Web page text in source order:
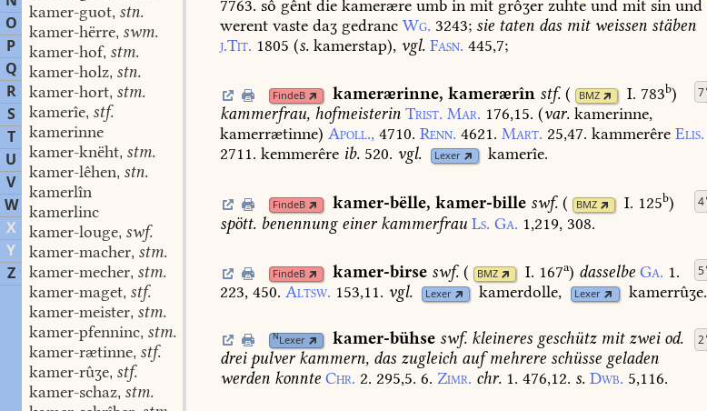
O
P
Q
R
S
T
U
V
W
X
Y
Z
kamer-guot, stn.
kamer-hërre, swm.
kamer-hof, stm.
kamer-holz, stn.
kamer-hort, stm.
kamerîe, stf.
kamerinne
kamer-knëht, stm.
kamer-lêhen, stn.
kamerlîn
kamerlinc
kamer-louge, swf.
kamer-macher, stm.
kamer-mecher, stm.
kamer-maget, stf.
kamer-meister, stm.
kamer-pfenninc, stm.
kamer-rætinne, stf.
kamer-rûʒe, stf.
kamer-schaz, stm.
7763. sô gênt die kamerære umb in mit grôʒer zuhte und mit sin und
werent vaste daʒ gedranc Wg. 3243; sie taten das mitweissen stäben
j.Tit. 1805 (s. kamerstap), vgl. Fasn. 445,7;
7
FindeB kamerærinne, kamerærîn stf. ( BMZ I. 783b)
kammerfrau, hofmeisterin Trist. Mar. 176,15. (var. kamerinne,
kamerrætinne) Apoll., 4710. Renn. 4621. Mart. 25,47. kammerêre Elis.
2711. kemmerêre ib. 520. vgl. Lexer kamerîe.
4
FindeB kamer-bëlle, kamer-bille swf. ( BMZ I. 125b)
spött. benennungeinerkammerfrau Ls. Ga. 1,219, 308.
5
FindeB kamer-birse swf. ( BMZ I. 167a) dasselbe Ga. 1.
223, 450. Altsw. 153,11. vgl. Lexer kamerdolle, Lexer kamerrûʒe.
2
NLexer kamer-bühse swf. kleineres geschützmitzweiod.
dreipulverkammern, das zugleich aufmehrere schüsse geladen
werden konnte Chr. 2. 295,5. 6. Zimr. chr. 1. 476,12. s. Dwb. 5,116.